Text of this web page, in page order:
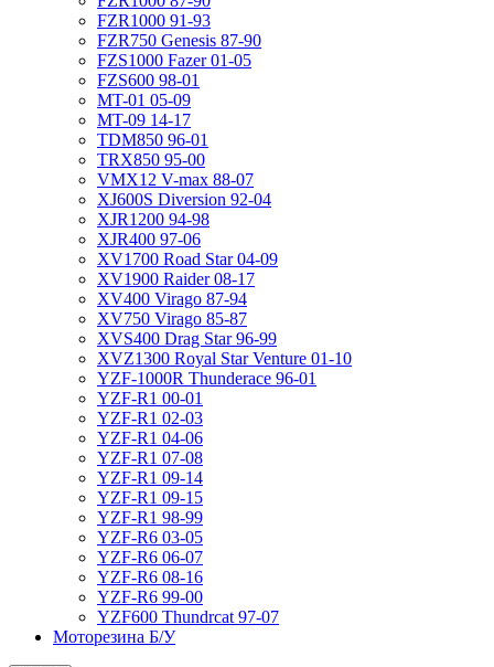
FZR1000 91-93
FZR750 Genesis 87-90
FZS1000 Fazer 01-05
FZS600 98-01
MT-01 05-09
MT-09 14-17
TDM850 96-01
TRX850 95-00
VMX12 V-max 88-07
XJ600S Diversion 92-04
XJR1200 94-98
XJR400 97-06
XV1700 Road Star 04-09
XV1900 Raider 08-17
XV400 Virago 87-94
XV750 Virago 85-87
XVS400 Drag Star 96-99
XVZ1300 Royal Star Venture 01-10
YZF-1000R Thunderace 96-01
YZF-R1 00-01
YZF-R1 02-03
YZF-R1 04-06
YZF-R1 07-08
YZF-R1 09-14
YZF-R1 09-15
YZF-R1 98-99
YZF-R6 03-05
YZF-R6 06-07
YZF-R6 08-16
YZF-R6 99-00
YZF600 Thundrcat 97-07
Моторезина Б/У